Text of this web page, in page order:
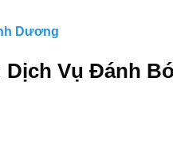
Dương
Vụ Đánh